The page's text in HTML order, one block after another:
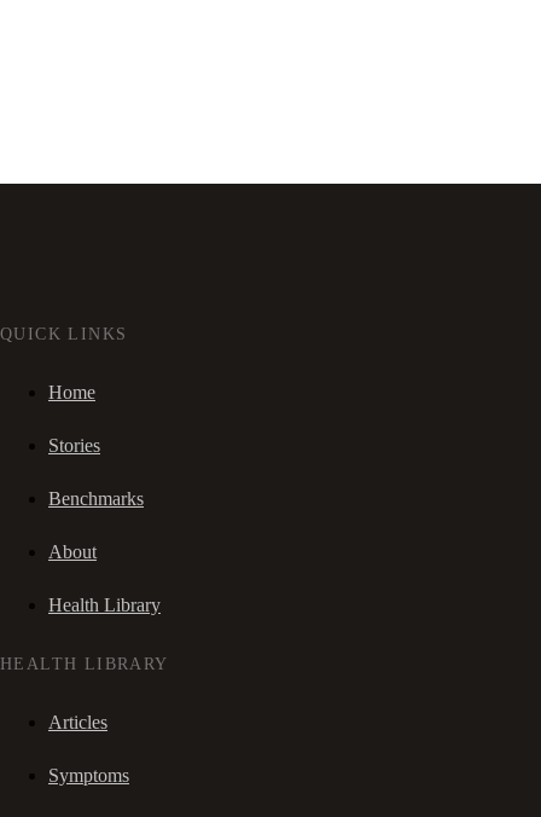
QUICK LINKS
Home
Stories
Benchmarks
About
Health Library
HEALTH LIBRARY
Articles
Symptoms